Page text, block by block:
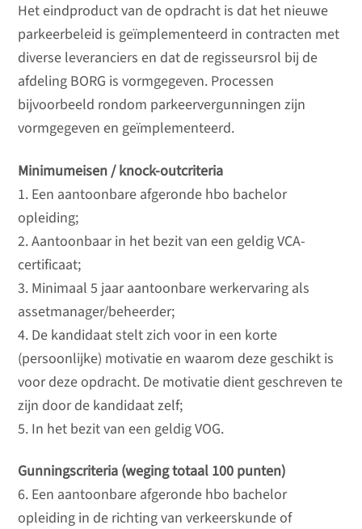
Het eindproduct van de opdracht is dat het nieuwe
parkeerbeleid is geïmplementeerd in contracten met
diverse leveranciers en dat de regisseursrol bij de
afdeling BORG is vormgegeven. Processen
bijvoorbeeld rondom parkeervergunningen zijn
vormgegeven en geïmplementeerd.
Minimumeisen / knock-outcriteria
1. Een aantoonbare afgeronde hbo bachelor
opleiding;
2. Aantoonbaar in het bezit van een geldig VCA-
certificaat;
3. Minimaal 5 jaar aantoonbare werkervaring als
assetmanager/beheerder;
4. De kandidaat stelt zich voor in een korte
(persoonlijke) motivatie en waarom deze geschikt is
voor deze opdracht. De motivatie dient geschreven te
zijn door de kandidaat zelf;
5. In het bezit van een geldig VOG.
Gunningscriteria (weging totaal 100 punten)
6. Een aantoonbare afgeronde hbo bachelor
opleiding in de richting van verkeerskunde of